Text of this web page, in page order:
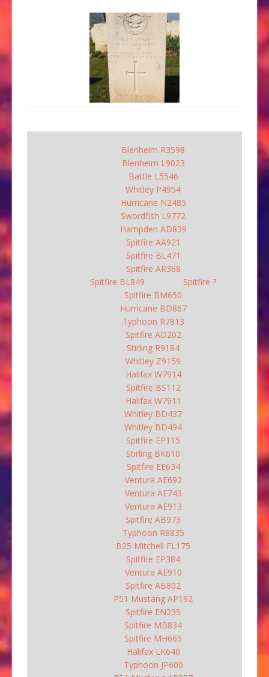
Blenheim R3598
Blenheim L9023
Battle L5546
Whitley P4954
Hurricane N2485
Swordfish L9772
Hampden AD839
Spitfire AA921
Spitfire BL471
Spitfire AR368
Spitfire BL849
Spitfire ?
Spitfire BM650
Hurricane BD867
Typhoon R7813
Spitfire AD202
Stirling R9184
Whitley Z9159
Halifax W7914
Spitfire BS112
Halifax W7911
Whitley BD437
Whitley BD494
Spitfire EP115
Stirling BK610
Spitfire EE634
Ventura AE692
Ventura AE743
Ventura AE913
Spitfire AB973
Typhoon R8835
B25 Mitchell FL175
Spitfire EP384
Ventura AE910
Spitfire AB802
P51 Mustang AP192
Spitfire EN235
Spitfire MB834
Spitfire MH665
Halifax LK640
Typhoon JP600